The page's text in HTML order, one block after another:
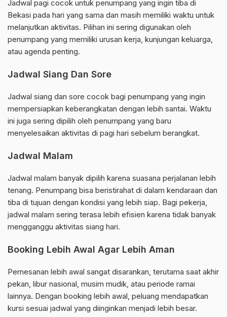
Jadwal pagi cocok untuk penumpang yang ingin tiba di
Bekasi pada hari yang sama dan masih memiliki waktu untuk
melanjutkan aktivitas. Pilihan ini sering digunakan oleh
penumpang yang memiliki urusan kerja, kunjungan keluarga,
atau agenda penting.
Jadwal Siang Dan Sore
Jadwal siang dan sore cocok bagi penumpang yang ingin
mempersiapkan keberangkatan dengan lebih santai. Waktu
ini juga sering dipilih oleh penumpang yang baru
menyelesaikan aktivitas di pagi hari sebelum berangkat.
Jadwal Malam
Jadwal malam banyak dipilih karena suasana perjalanan lebih
tenang. Penumpang bisa beristirahat di dalam kendaraan dan
tiba di tujuan dengan kondisi yang lebih siap. Bagi pekerja,
jadwal malam sering terasa lebih efisien karena tidak banyak
mengganggu aktivitas siang hari.
Booking Lebih Awal Agar Lebih Aman
Pemesanan lebih awal sangat disarankan, terutama saat akhir
pekan, libur nasional, musim mudik, atau periode ramai
lainnya. Dengan booking lebih awal, peluang mendapatkan
kursi sesuai jadwal yang diinginkan menjadi lebih besar.